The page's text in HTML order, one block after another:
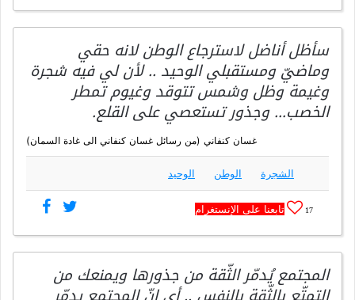
سأظل أناضل لاسترجاع الوطن لانه حقي
وماضيّ ومستقبلي الوحيد .. لأن لي فيه شجرة
وغيمة وظل وشمس تتوقد وغيوم تمطر
الخصب… وجذور تستعصي على القلع.
غسان كنفاني (من رسائل غسان كنفاني الى غادة السمان)
الشجرة الوطن الوحيد
17 تابعنا على الإنستغرام
المجتمع يُدمّر الثّقة من جذورها ويمنعك من